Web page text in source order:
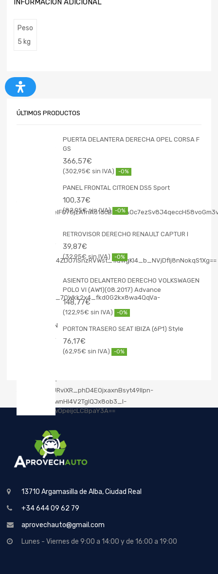
INFORMACIÓN ADICIONAL
Peso
5 kg
ÚLTIMOS PRODUCTOS
PUERTA DELANTERA DERECHA OPEL CORSA F
GS
366,57€
302,95€ -0%
PANEL FRONTAL CITROEN DS5 Sport
100,37€
82,95€ -0%
RETROVISOR DERECHO RENAULT CAPTUR I
39,87€
32,95€ -0%
ASIENTO DELANTERO DERECHO VOLKSWAGEN
POLO VI (AW1)(08.2017) Advance
148,77€
122,95€ -0%
PORTON TRASERO SEAT IBIZA (6P1) Style
76,17€
62,95€ -0%
13710 Argamasilla de Alba, Ciudad Real
+34 644 09 62 79
aprovechauto@gmail.com
Lunes - Viernes de 9:00 a 14:00 y de 16:00 a 19:00